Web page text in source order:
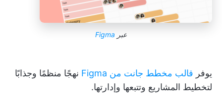
عبر Figma
يوفر قالب مخطط جانت من Figma
نهجًا منظمًا وجذابًا
لتخطيط المشاريع وتتبعها وإدارتها.